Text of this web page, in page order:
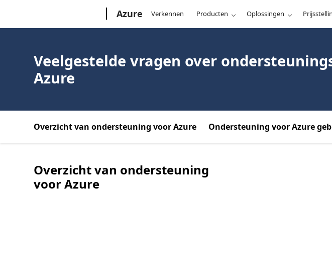
Azure Verkennen Producten Oplossingen
Veelgestelde vragen over
Azure
Overzicht van ondersteuning voor Azure Ondersteuning voor Azure
Overzicht van ondersteuning
voor Azure